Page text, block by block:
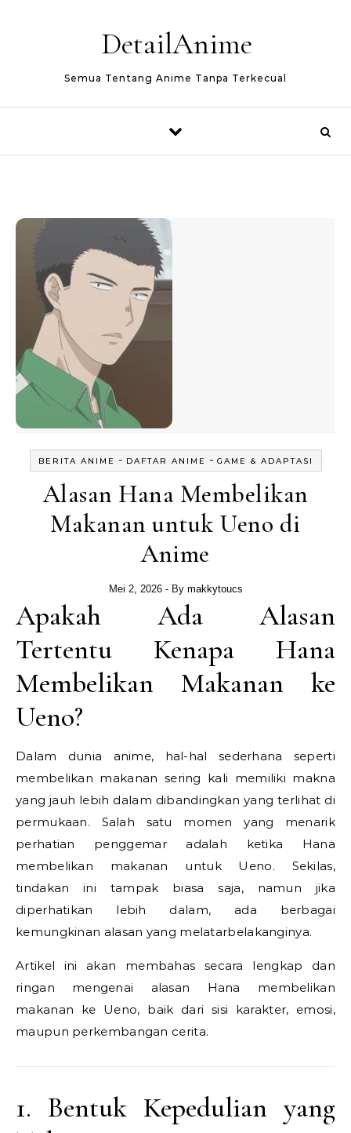
DetailAnime
Semua Tentang Anime Tanpa Terkecual
BERITA ANIME - DAFTAR ANIME - GAME & ADAPTASI
Alasan Hana Membelikan
Makanan untuk Ueno di
Anime
Mei 2, 2026 - By makkytoucs
Apakah Ada Alasan
Tertentu Kenapa Hana
Membelikan Makanan ke
Ueno?
Dalam dunia anime, hal-hal sederhana seperti
membelikan makanan sering kali memiliki makna
yang jauh lebih dalam dibandingkan yang terlihat di
permukaan. Salah satu momen yang menarik
perhatian penggemar adalah ketika Hana
membelikan makanan untuk Ueno. Sekilas,
tindakan ini tampak biasa saja, namun jika
diperhatikan lebih dalam, ada berbagai
kemungkinan alasan yang melatarbelakanginya.
Artikel ini akan membahas secara lengkap dan
ringan mengenai alasan Hana membelikan
makanan ke Ueno, baik dari sisi karakter, emosi,
maupun perkembangan cerita.
1. Bentuk Kepedulian yang